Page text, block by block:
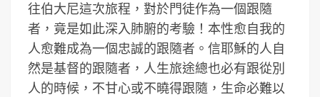
往伯大尼這次旅程，對於門徒作為一個跟隨
者，竟是如此深入肺腑的考驗！本性愈自我的
人愈難成為一個忠誠的跟隨者。信耶穌的人自
然是基督的跟隨者，人生旅途總也必有跟從別
人的時候，不甘心或不曉得跟隨，生命必難以